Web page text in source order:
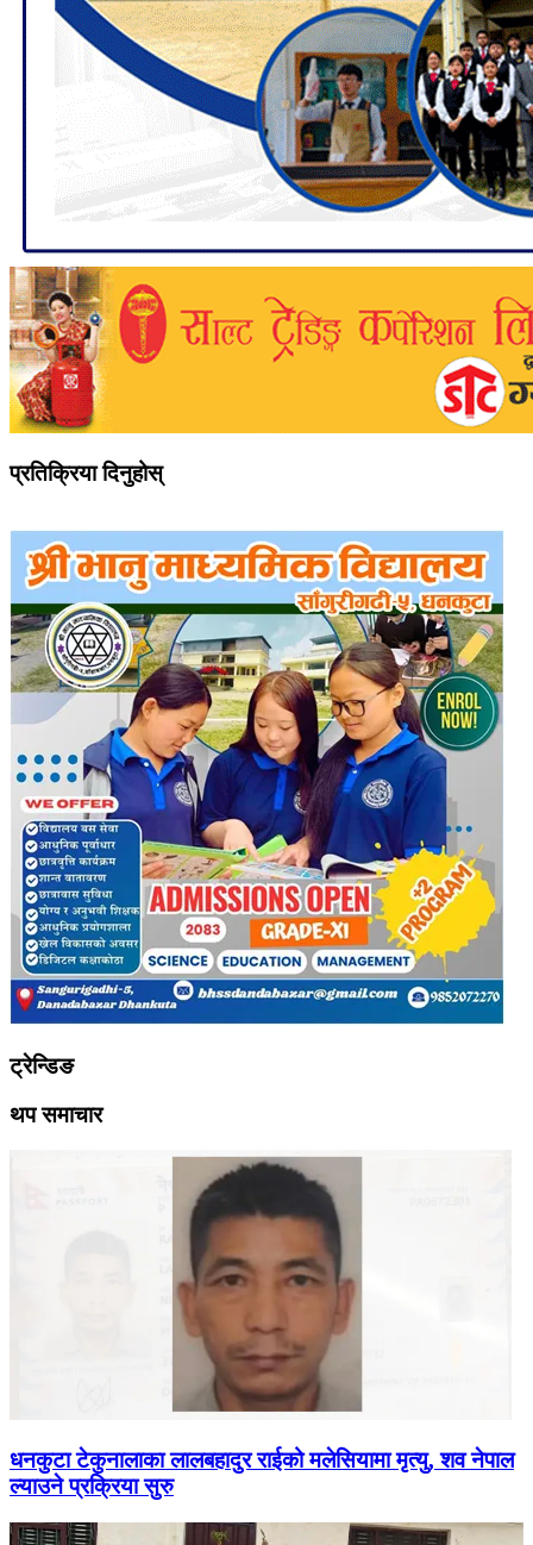
प्रतिक्रिया दिनुहोस्
ट्रेन्डिङ
थप समाचार
धनकुटा टेकुनालाका लालबहादुर राईको मलेसियामा मृत्यु, शव नेपाल
ल्याउने प्रक्रिया सुरु